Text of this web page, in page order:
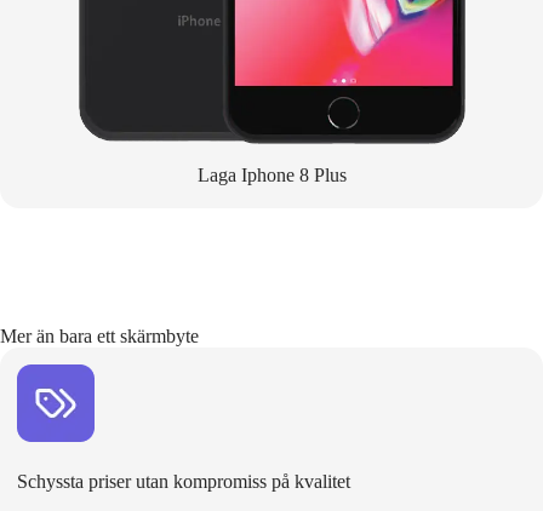
Laga Iphone 8 Plus
Mer än bara ett skärmbyte
Schyssta priser utan kompromiss på kvalitet